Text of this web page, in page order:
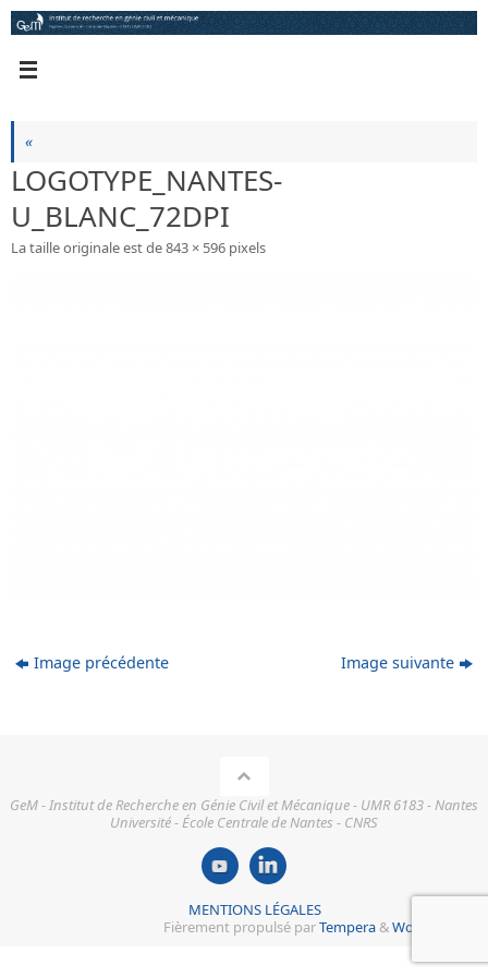
Passer
au
«
LOGOTYPE_NANTES-
U_BLANC_72DPI
La taille originale est de843 × 596 pixels
Image précédente Image suivante
GeM - Institut de Recherche en Génie Civil et Mécanique - UMR 6183 - Nantes
Université - École Centrale de Nantes - CNRS
MENTIONS LÉGALES
Fièrement propulsé parTempera &WordPress.